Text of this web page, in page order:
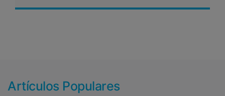
Artículos Populares